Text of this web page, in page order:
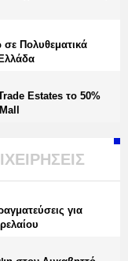
Πολυθεματικά
Estates το 50%
για